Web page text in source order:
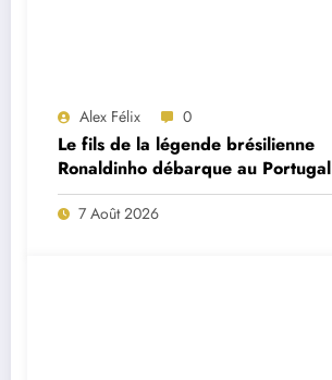
Alex Félix 0
Le fils de la légende brésilienne
Ronaldinho débarque au Portugal
7 Août 2026